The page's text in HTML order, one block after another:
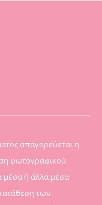
απαγορεύεται η
φωτογραφικού
μέσα ή άλλα μέσα
των